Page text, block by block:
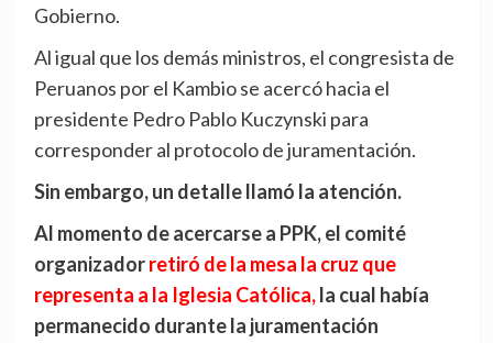
Gobierno.
Al igual que los demás ministros, el congresista de
Peruanos por el Kambio se acercó hacia el
presidente Pedro Pablo Kuczynski para
corresponder al protocolo de juramentación.
Sin embargo, un detalle llamó la atención.
Al momento de acercarse a PPK, el comité
organizadorretiró de la mesa la cruz que
representa a la Iglesia Católica,la cual había
permanecido durante la juramentación